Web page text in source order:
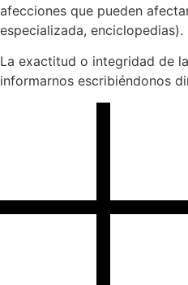
afecciones que pueden
especializada, enciclopedias).
La exactitud o integridad de
informarnos escribiéndonos